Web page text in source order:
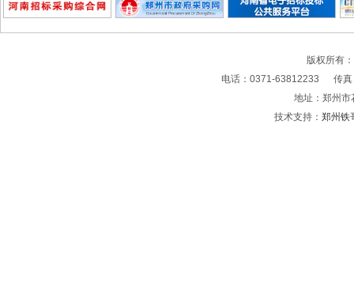
版权所有
电话：0371-63812233 传
地址：郑州
技术支持： 郑州铁